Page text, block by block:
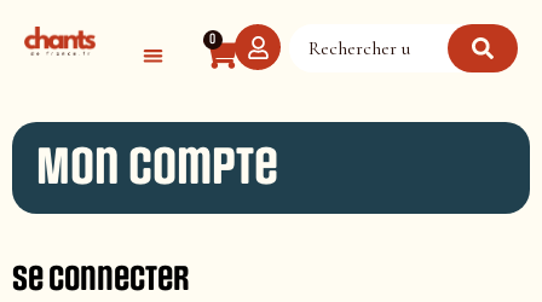
0
Mon compte
Se connecter